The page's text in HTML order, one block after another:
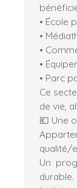
• École
•
•
•
• Parc
Ce
de vie,
💶 Une
qualité/
Un
durable.